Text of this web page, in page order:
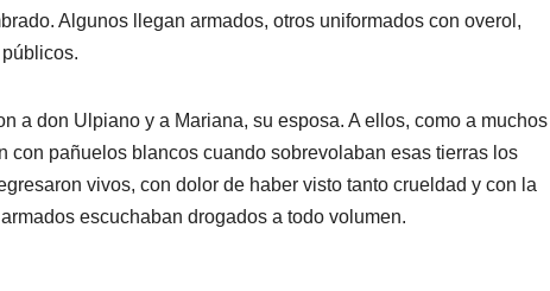
Algunos llegan armados, otros uniformados con overol,
a don Ulpiano y a Mariana, su esposa. A ellos, como a muchos
con pañuelos blancos cuando sobrevolaban esas tierras los
vivos, con dolor de haber visto tanto crueldad y con la
escuchaban drogados a todo volumen.